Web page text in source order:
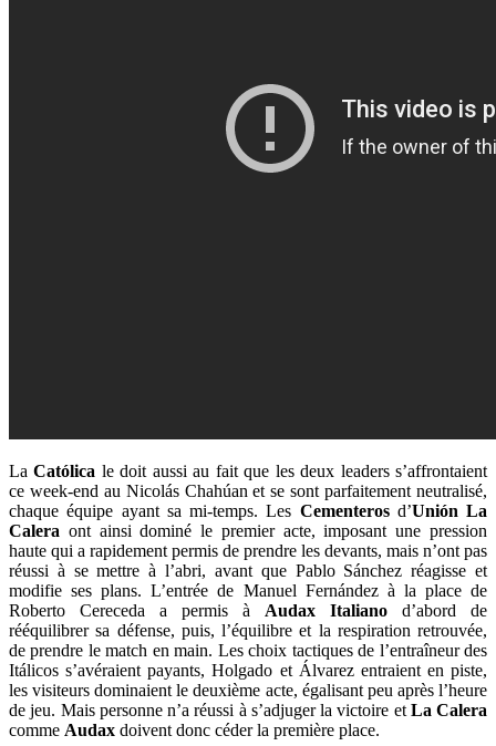
LaCatólica le doit aussi au fait que les deux leaders s’affrontaient
ce week-end au Nicolás Chahúan et se sont parfaitement neutralisé,
chaque équipe ayant sa mi-temps. Les Cementerosd’Unión La
Calera ont ainsi dominé le premier acte, imposant une pression
haute qui a rapidement permis de prendre les devants, mais n’ont pas
réussi à se mettre à l’abri, avant que Pablo Sánchez réagisse et
modifie ses plans. L’entrée de Manuel Fernández à la place de
Roberto Cereceda a permis à Audax Italiano d’abord de
rééquilibrer sa défense, puis, l’équilibre et la respiration retrouvée,
de prendre le match en main. Les choix tactiques de l’entraîneur des
Itálicos s’avéraient payants, Holgado et Álvarez entraient en piste,
les visiteurs dominaient le deuxième acte, égalisant peu après l’heure
de jeu. Mais personne n’a réussi à s’adjuger la victoire et La Calera
comme Audax doivent donc céder la première place.